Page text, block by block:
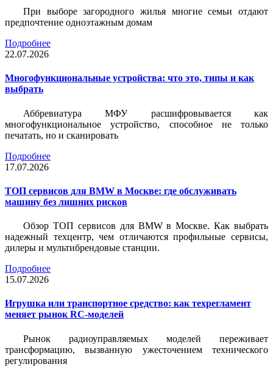
При выборе загородного жилья многие семьи отдают
предпочтение одноэтажным домам
Подробнее
22.07.2026
Многофункциональные устройства: что это, типы и как
выбрать
Аббревиатура МФУ расшифровывается как
многофункциональное устройство, способное не только
печатать, но и сканировать
Подробнее
17.07.2026
ТОП сервисов для BMW в Москве: где обслуживать
машину без лишних рисков
Обзор ТОП сервисов для BMW в Москве. Как выбрать
надежный техцентр, чем отличаются профильные сервисы,
дилеры и мультибрендовые станции.
Подробнее
15.07.2026
Игрушка или транспортное средство: как техрегламент
меняет рынок RC-моделей
Рынок радиоуправляемых моделей переживает
трансформацию, вызванную ужесточением технического
регулирования